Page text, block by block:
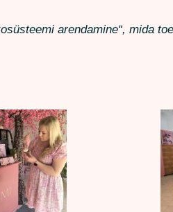
arendamine“, mida